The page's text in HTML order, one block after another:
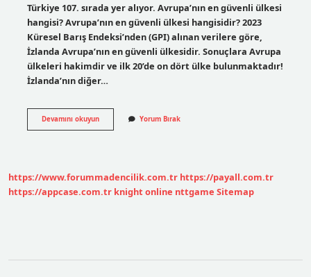
Türkiye 107. sırada yer alıyor. Avrupa’nın en güvenli ülkesi
hangisi? Avrupa’nın en güvenli ülkesi hangisidir? 2023
Küresel Barış Endeksi’nden (GPI) alınan verilere göre,
İzlanda Avrupa’nın en güvenli ülkesidir. Sonuçlara Avrupa
ülkeleri hakimdir ve ilk 20’de on dört ülke bulunmaktadır!
İzlanda’nın diğer…
Devamını okuyunDünyanın
En
Yorum Bırak
https://www.forummadencilik.com.tr https://payall.com.tr
https://appcase.com.tr knight online nttgame Sitemap